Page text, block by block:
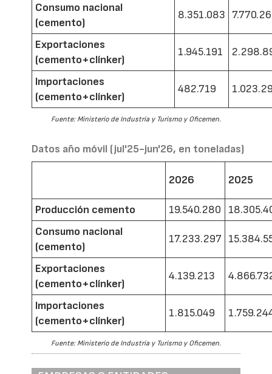
Consumo nacional
(cemento)
8.351.083
Exportaciones
(cemento+clínker)
1.945.191
Importaciones
(cemento+clínker)
482.719
Fuente: Ministerio de Industria y Turismo y Oficemen.
Datos año móvil (jul'25-jun'26, en toneladas)
2026 2025
Producción cemento 19.540.280
Consumo nacional
(cemento)
17.233.297
Exportaciones
(cemento+clínker)
4.139.213
Importaciones
(cemento+clínker)
1.815.049
Fuente: Ministerio de Industria y Turismo y Oficemen.